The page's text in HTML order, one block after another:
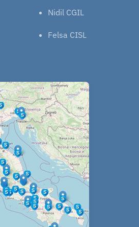
Nidil CGIL
Felsa CISL